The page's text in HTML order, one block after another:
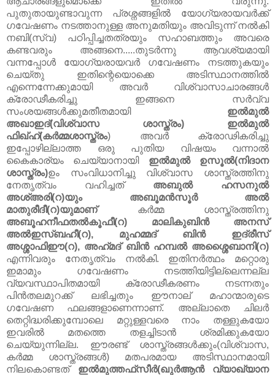
പുതുതായുണ്ടാവുന്ന പ്രശ്നങ്ങളിൽ യോഗ്യരായവർക്ക്‌
ഗവേഷണം നടത്താനുള്ള അനുമതിയും അവിടുന്ന് നൽകി
നബി(സ്വ) പഠിപ്പിച്ചതത്രയും സഹാബത്തും അവരെ
കണ്ടവരും അങ്ങനെ.....തുടർന്നു ആവശ്യമായി
വന്നപ്പോൾ യോഗ്യരായവർ ഗവേഷണം നടത്തുകയും
ചെയ്തു ഇതിന്റെയൊക്കെ അടിസ്ഥാനത്തിൽ
എന്നെന്നേക്കുമായി അവർ വിശ്വാസാചാരങ്ങൾ
ക്രോഢീകരിച്ചു ഇങ്ങനെ സർവ്വ
സംശയങ്ങൾക്കുമതീതമായി ഇൽമുൽ
അഖാഇദ്‌(വിശ്വാസ ശാസ്ത്രം) ഇൽമുൽ
ഫിഖ്‌ഹ്‌(കർമ്മശാസ്ത്രം) അവർ ക്രോഢികരിച്ചു
ഇപ്പോഴില്ലാത്ത ഒരു പുതിയ വിഷയം വന്നാൽ
കൈകാര്യം ചെയ്യാനായി ഇൽമുൽ ഉസൂൽ(നിദാന
ശാസ്ത്രം)ഉം സംവിധാനിച്ചു വിശ്വാസ ശാസ്ത്രത്തിനു
നേതൃത്വം വഹിച്ചത്‌ അബുൽ ഹസനുൽ
അശ്‌അരി(റ)യും അബൂമൻസൂർ അൽ
മാതുരീദീ(റ)യുമാണ്‌കർമ്മ ശാസ്ത്രത്തിനു
അബൂഹനീഫതൽകൂഫീ(റ) മാലികുബിൻ അനസ്‌
അൽഇസ്ബഹീ(റ), മുഹമ്മദ്‌ ബിൻ ഇദ്‌രീസ്‌
അശ്ശാഫിഈ(റ), അഹ്‌മദ്‌ ബിൻ ഹമ്പൽ അശ്ശൈബാനി(റ)
എന്നിവരും നേതൃത്വം നൽകി. ഇതിനർത്ഥം മറ്റൊരു
ഇമാമും ഗവേഷണം നടത്തിയിട്ടില്ലെന്നല്ല
വ്യവസ്ഥാപിതമായി ക്രോഢീകരണം നടന്നതും
പിൻതലമുറക്ക്‌ ലഭിച്ചതും ഈനാല്‌ മഹാന്മാരുടെ
ഗവേഷണ ഫലങ്ങളാണെന്നാണ്‌. അല്ലാതെ ചിലർ
തെറ്റിദ്ധരിക്കുമ്പോലെ മറ്റുള്ളവരെ നാം തള്ളുകയോ
ഇവരിൽ മതത്തെ തളച്ചിടാൻ ശ്രമിക്കുകയോ
ചെയ്യുന്നില്ല. ഈരണ്ട്‌ ശാസ്ത്രങ്ങൾക്കും(വിശ്വാസ,
കർമ്മ ശാസ്ത്രങ്ങൾ) മതപരമായ അടിസ്ഥാനമായി
നിലകൊണ്ടത്‌ഇൽമുത്തഫ്‌സീർ(ഖുർആൻ വ്യാഖ്യാന